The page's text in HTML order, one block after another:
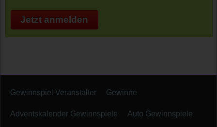
Jetzt anmelden
Gewinnspiel Veranstalter Gewinne
Adventskalender Gewinnspiele Auto Gewinnspiele